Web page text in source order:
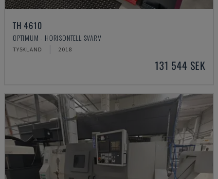
TH 4610
OPTIMUM - HORISONTELL SVARV
TYSKLAND 2018
131 544 SEK